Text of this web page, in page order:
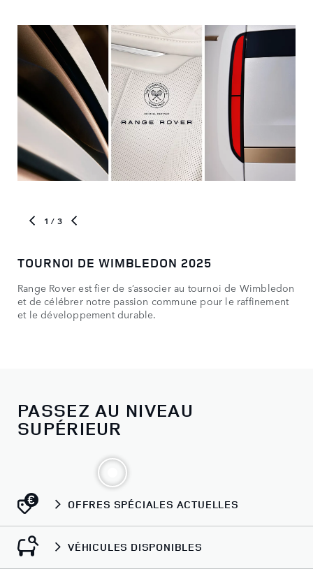
1 / 3
TOURNOI DE WIMBLEDON 2025
Range Rover est fier de s’associer au tournoi de Wimbledon
et de célébrer notre passion commune pour le raffinement
et le développement durable.
PASSEZ AU NIVEAU
SUPÉRIEUR
OFFRES SPÉCIALES ACTUELLES
VÉHICULES DISPONIBLES